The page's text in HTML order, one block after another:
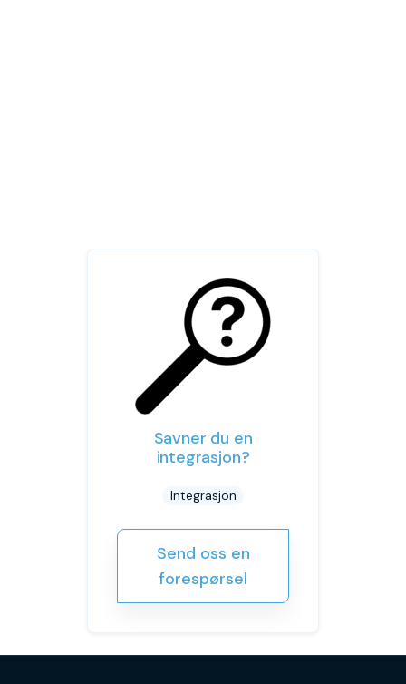
Savner du en
integrasjon?
Integrasjon
Send oss en
forespørsel